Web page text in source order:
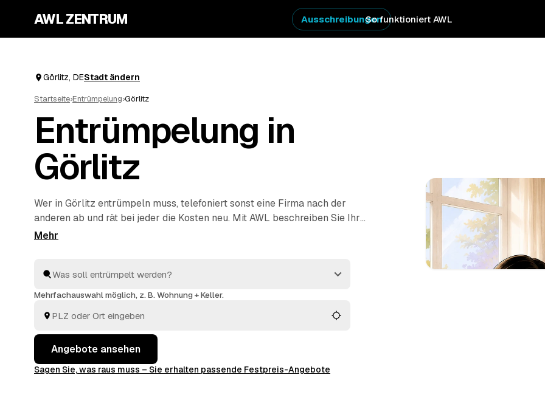
AWL ZENTRUM So funktioniert AWL
Ausschreibungen
Görlitz, DEStadt ändern
Startseite›Entrümpelung›Görlitz
Entrümpelung in
Görlitz
Wer in Görlitz entrümpeln muss, telefoniert sonst eine Firma nach der
anderen ab und rät bei jeder die Kosten neu. Mit AWL beschreiben Sie Ihr
Vorhaben ein einziges Mal – Keller, Dachboden, Wohnung oder ganzes
welches passt. Beauftragt wird erst, wenn Sie sich entschieden haben.
Mehrfachauswahl möglich, z. B. Wohnung + Keller.
Angebote ansehen
Sagen Sie, was raus muss – Sie erhalten passende Festpreis-Angebote